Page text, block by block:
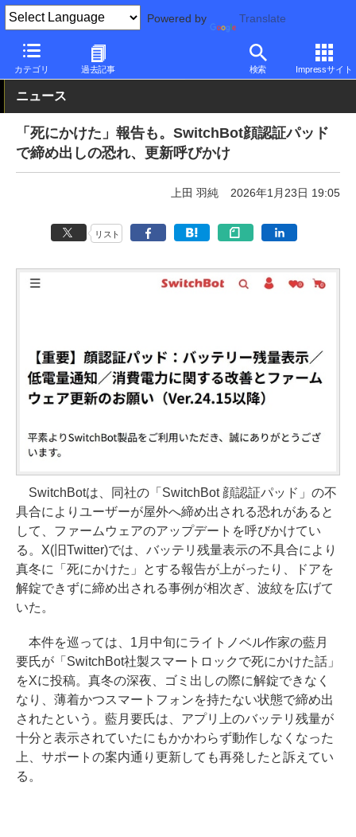
Powered by Translate
カテゴリ 過去記事 検索 Impressサイト
PC Watch 市場 IoT
ニュース
「死にかけた」報告も。SwitchBot顔認証パッド
で締め出しの恐れ、更新呼びかけ
上田 羽純 2026年1月23日 19:05
リスト
SwitchBotは、同社の「SwitchBot 顔認証パッド」の不
具合によりユーザーが屋外へ締め出される恐れがあると
して、ファームウェアのアップデートを呼びかけてい
る。X(旧Twitter)では、バッテリ残量表示の不具合により
真冬に「死にかけた」とする報告が上がったり、ドアを
解錠できずに締め出される事例が相次ぎ、波紋を広げて
いた。
本件を巡っては、1月中旬にライトノベル作家の藍月
要氏が「SwitchBot社製スマートロックで死にかけた話」
をXに投稿。真冬の深夜、ゴミ出しの際に解錠できなく
なり、薄着かつスマートフォンを持たない状態で締め出
されたという。藍月要氏は、アプリ上のバッテリ残量が
十分と表示されていたにもかかわらず動作しなくなった
上、サポートの案内通り更新しても再発したと訴えてい
る。